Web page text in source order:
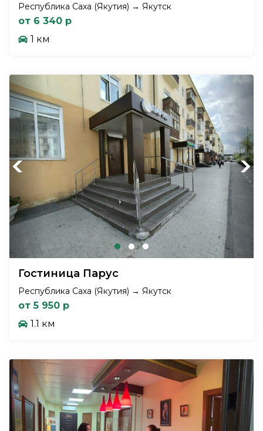
Республика Саха (Якутия) → Якутск
от 6 340 р
1 км
Previous Next
Гостиница Парус
Республика Саха (Якутия) → Якутск
от 5 950 р
1.1 км